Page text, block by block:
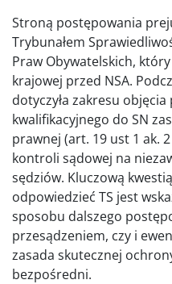
Stroną postępowania
Trybunałem
Praw Obywatelskich,
krajowej przed NSA.
dotyczyła zakresu
kwalifikacyjnego do SN
prawnej (art. 19 ust 1 ak.
kontroli sądowej na
sędziów. Kluczową
odpowiedzieć TS jest
sposobu dalszego
przesądzeniem, czy i
zasada skutecznej
bezpośredni.